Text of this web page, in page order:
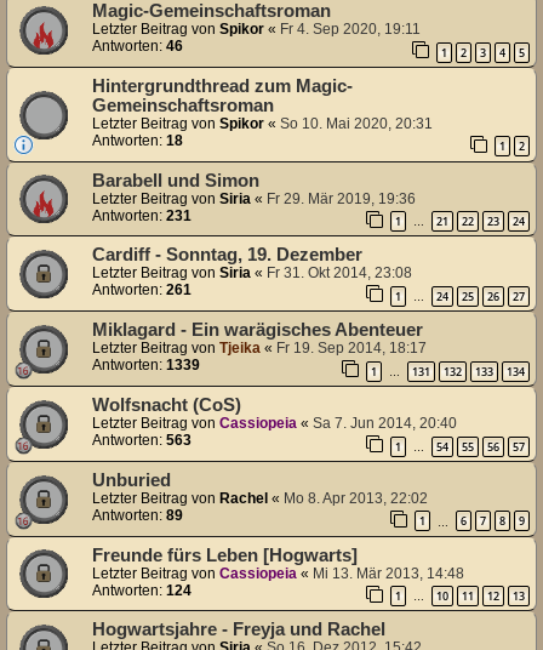
Magic-Gemeinschaftsroman
Letzter Beitrag von Spikor « Fr 4. Sep 2020, 19:11
Antworten: 46 1 2 3 4 5
Hintergrundthread zum Magic-
Gemeinschaftsroman
Letzter Beitrag von Spikor « So 10. Mai 2020, 20:31
Antworten: 18 1 2
Barabell und Simon
Letzter Beitrag von Siria « Fr 29. Mär 2019, 19:36
Antworten: 231 1 … 21 22 23 24
Cardiff - Sonntag, 19. Dezember
Letzter Beitrag von Siria « Fr 31. Okt 2014, 23:08
Antworten: 261 1 … 24 25 26 27
Miklagard - Ein warägisches Abenteuer
Letzter Beitrag von Tjeika « Fr 19. Sep 2014, 18:17
Antworten: 1339 1 … 131 132 133 134
Wolfsnacht (CoS)
Letzter Beitrag von Cassiopeia « Sa 7. Jun 2014, 20:40
Antworten: 563 1 54 55 56 57
Unburied
Letzter Beitrag von Rachel « Mo 8. Apr 2013, 22:02
Antworten: 89 1 6 7 8 9
Freunde fürs Leben [Hogwarts]
Letzter Beitrag von Cassiopeia « Mi 13. Mär 2013, 14:48
Antworten: 124 1 … 10 11 12 13
Hogwartsjahre - Freyja und Rachel